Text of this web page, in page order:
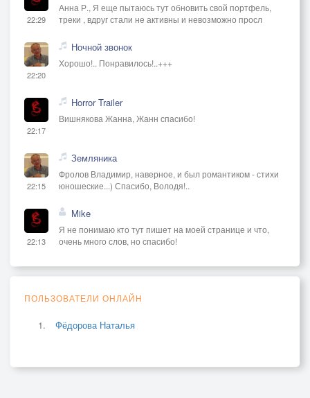
22:29
Анна Р., Я еще пытаюсь тут обновить свой портфель,
треки , вдруг стали не активны и невозможно просл
22:20
Ночной звонок
Хорошо!.. Понравилось!..+++
22:17
Horror Trailer
Вишнякова Жанна, Жанн спасибо!
22:15
Земляника
Фролов Владимир, наверное, и был романтиком - стихи
юношеские...) Спасибо, Володя!..
22:13
Mike
Я не понимаю кто тут пишет на моей странице и что,
очень много слов, но спасибо!
ПОЛЬЗОВАТЕЛИ ОНЛАЙН
Фёдорова Наталья